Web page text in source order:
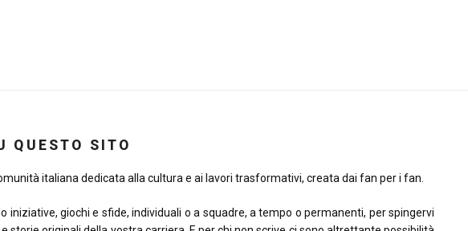
QUESTO SITO
italiana dedicata alla cultura e ai lavori trasformativi, creata dai fan per i fan.
iniziative, giochi e sfide, individuali o a squadre, a tempo o permanenti, per spingervi